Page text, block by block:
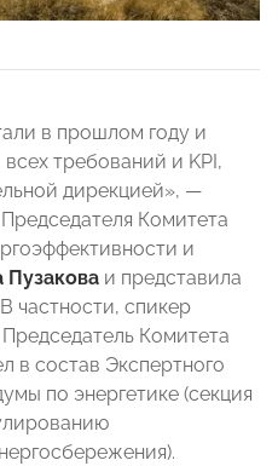
в прошлом году и
требований и KPI,
дирекцией», —
Комитета
и
Пузакова и представила
частности, спикер
Комитета
в состав Экспертного
по энергетике (секция